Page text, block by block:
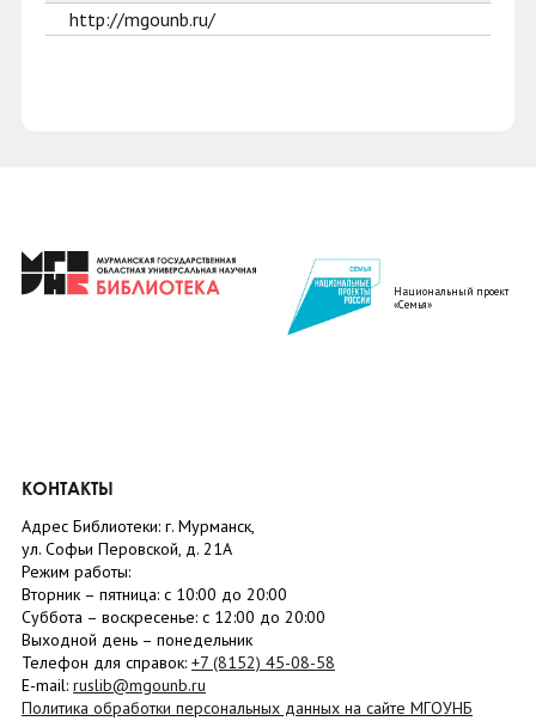
http://mgounb.ru/
Национальный проект
«Семья»
КОНТАКТЫ
Адрес Библиотеки: г. Мурманск,
ул. Софьи Перовской, д. 21А
Режим работы:
Вторник – пятница: с 10:00 до 20:00
Суббота – воскресенье: c 12:00 до 20:00
Выходной день – понедельник
Телефон для справок: +7 (8152) 45-08-58
E-mail: ruslib@mgounb.ru
Политика обработки персональных данных на сайте МГОУНБ